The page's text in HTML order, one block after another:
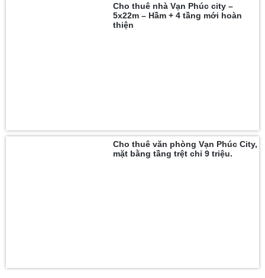
Cho thuê nhà Vạn Phúc city –
5x22m – Hầm + 4 tầng mới hoàn
thiện
Cho thuê văn phòng Vạn Phúc City,
mặt bằng tầng trệt chỉ 9 triệu.